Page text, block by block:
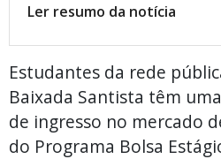
Ler resumo da notícia
Estudantes da rede
Baixada Santista têm
de ingresso no mercado
do Programa Bolsa